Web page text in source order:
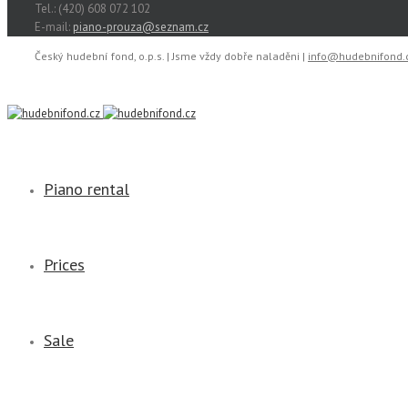
Tel.: (420) 608 072 102
E-mail: piano-prouza@seznam.cz
Český hudební fond, o.p.s. | Jsme vždy dobře naladěni |
Piano rental
Prices
Sale